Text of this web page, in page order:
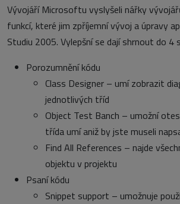
Vývojáří Microsoftu vyslyšeli nářky
funkcí, které jim zpříjemní vývoj a úpravy
Studiu 2005. Vylepšní se dají shrnout do 4
Porozumnění kódu
Class Designer – umí zobrazit
jednotlivých tříd
Object Test Banch – umožní
třída umí aniž by jste museli
Find All References – najde
objektu v projektu
Psaní kódu
Snippet support – umožnuje